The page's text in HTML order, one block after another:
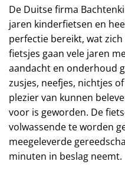
De Duitse firma
jaren kinderfietsen en
perfectie bereikt, wat zich
fietsjes gaan vele jaren
aandacht en onderhoud
zusjes, neefjes, nichtjes
plezier van kunnen
voor is geworden. De
volwassende te worden
meegeleverde
minuten in beslag neemt.